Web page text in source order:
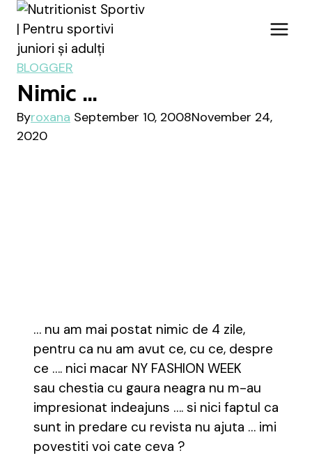
Skip
content
BLOGGER
Nimic …
Byroxana September 10, 2008November 24,
2020
… nu am mai postat nimic de 4 zile,
pentru ca nu am avut ce, cu ce, despre
ce …. nici macar NY FASHION WEEK
sau chestia cu gaura neagra nu m-au
impresionat indeajuns …. si nici faptul ca
sunt in predare cu revista nu ajuta … imi
povestiti voi cate ceva ?